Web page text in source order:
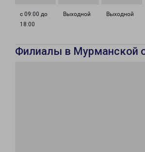
с 09:00 до
18:00
Выходной Выходной
Филиалы в Мурманской